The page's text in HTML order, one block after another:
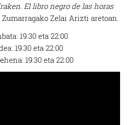
El libro negro de las horas
Zelai Arizti aretoan.
19:30 eta 22:00
19:30 eta 22:00
19:30 eta 22:00